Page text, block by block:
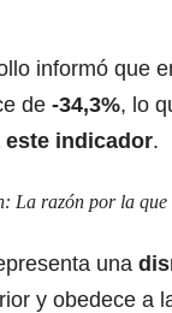
informó que
de -34,3%, lo
este indicador.
La razón por la que
una
y obedece a